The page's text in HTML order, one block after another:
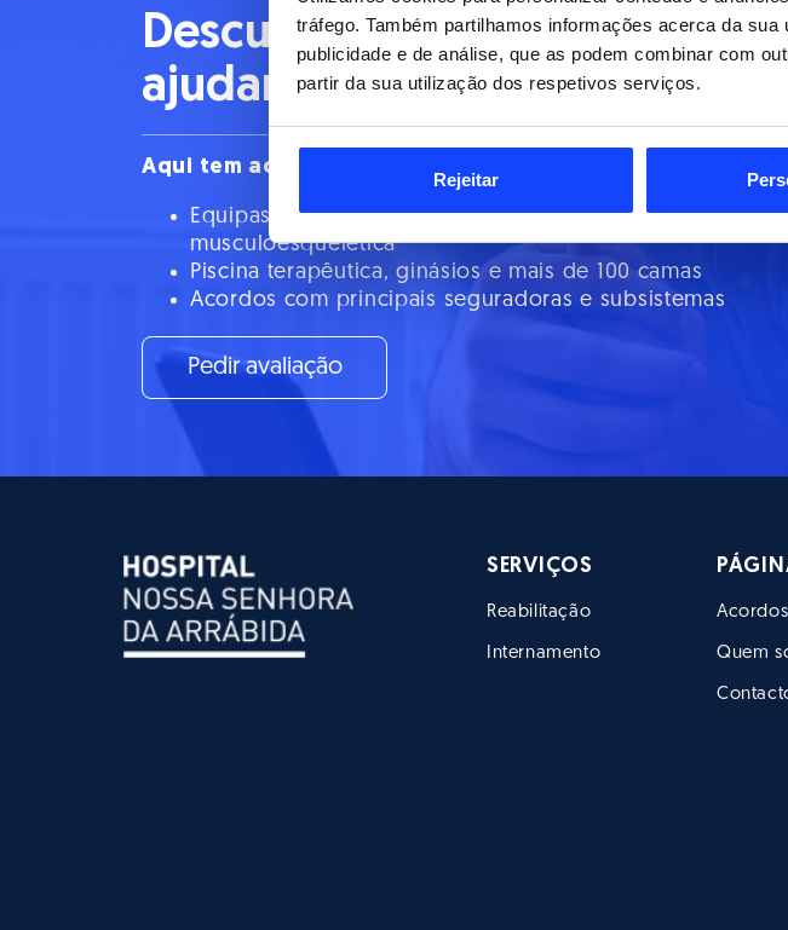
tráfego. Também partilhamos informações acerca da
publicidade e de análise, que as podem combinar com
partir da sua utilização dos respetivos serviços.
Rejeitar
Descubra como podemos
ajudar na sua recuperação
Aqui tem acesso a:
Equipas especializadas em reabilitação neurológica e
musculoesquelética
Piscina terapêutica, ginásios e mais de 100 camas
Acordos com principais seguradoras e subsistemas
Pedir avaliação
SERVIÇOS
Reabilitação
Internamento
Acordos
Quem